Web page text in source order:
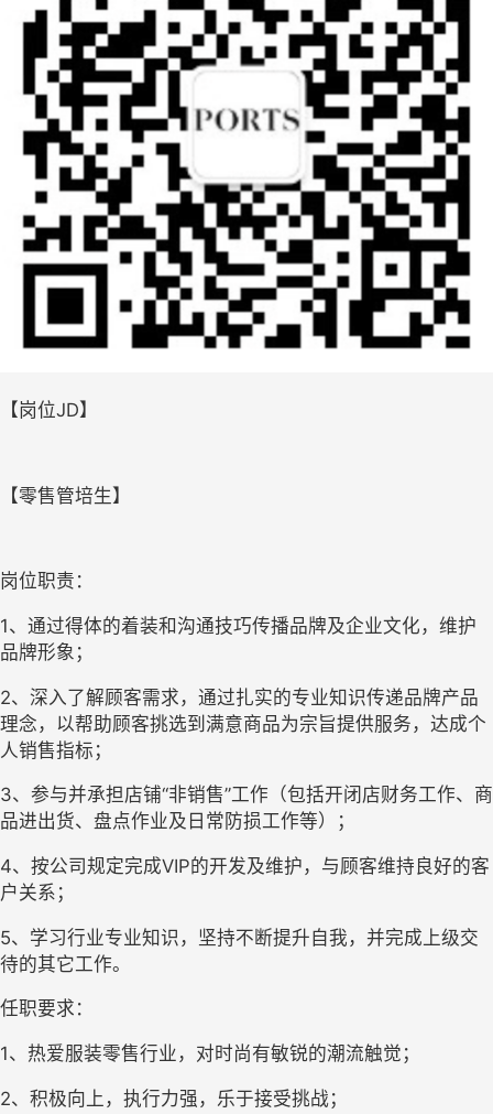
【岗位JD】
【零售管培生】
岗位职责：
1、通过得体的着装和沟通技巧传播品牌及企业文化，维护
品牌形象；
2、深入了解顾客需求，通过扎实的专业知识传递品牌产品
理念，以帮助顾客挑选到满意商品为宗旨提供服务，达成个
人销售指标；
3、参与并承担店铺“非销售”工作（包括开闭店财务工作、商
品进出货、盘点作业及日常防损工作等）；
4、按公司规定完成VIP的开发及维护，与顾客维持良好的客
户关系；
5、学习行业专业知识，坚持不断提升自我，并完成上级交
待的其它工作。
任职要求：
1、热爱服装零售行业，对时尚有敏锐的潮流触觉；
2、积极向上，执行力强，乐于接受挑战；